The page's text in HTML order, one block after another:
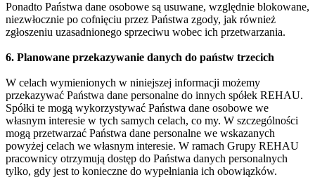
Ponadto Państwa dane osobowe są usuwane, względnie blokowane,
niezwłocznie po cofnięciu przez Państwa zgody, jak również
zgłoszeniu uzasadnionego sprzeciwu wobec ich przetwarzania.
6. Planowane przekazywanie danych do państw trzecich
W celach wymienionych w niniejszej informacji możemy
przekazywać Państwa dane personalne do innych spółek REHAU.
Spółki te mogą wykorzystywać Państwa dane osobowe we
własnym interesie w tych samych celach, co my. W szczególności
mogą przetwarzać Państwa dane personalne we wskazanych
powyżej celach we własnym interesie. W ramach Grupy REHAU
pracownicy otrzymują dostęp do Państwa danych personalnych
tylko, gdy jest to konieczne do wypełniania ich obowiązków.